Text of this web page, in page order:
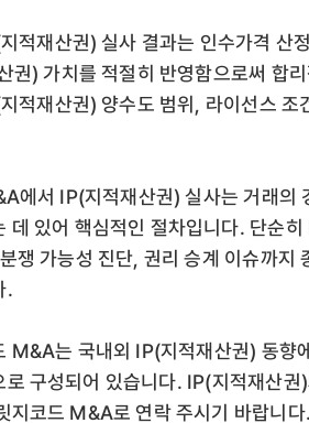
적재산권) 실사 결과는 인수가격 산
권) 가치를 적절히 반영함으로써 합
적재산권) 양수도 범위, 라이선스 조
에서 IP(지적재산권) 실사는 거래의
데 있어 핵심적인 절차입니다. 단순
쟁 가능성 진단, 권리 승계 이슈까지
.
M&A는 국내외 IP(지적재산권) 동향
로 구성되어 있습니다. IP(지적재산
지코드 M&A로 연락 주시기 바랍니